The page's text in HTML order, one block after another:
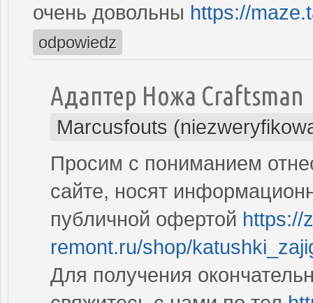
очень довольны https://
odpowiedz
Адаптер Ножа Craftsman
Marcusfouts
Просим с пониманием
сайте, носят
публичной офертой https://
remont.ru/shop/
Для получения